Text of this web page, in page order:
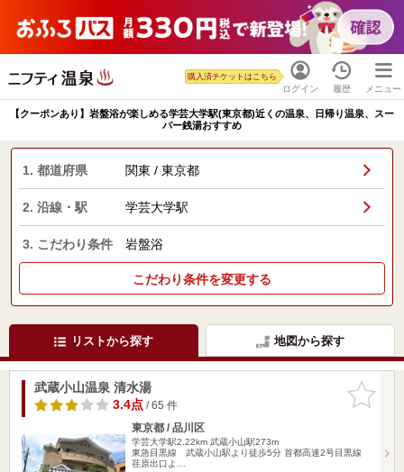
ログイン
購入済チケットはこちら
履歴 メニュー
【クーポンあり】岩盤浴が楽しめる学芸大学駅(東京都)近くの温泉、日帰り温泉、スー
パー銭湯おすすめ
1. 都道府県 関東 / 東京都
2. 沿線・駅 学芸大学駅
3. こだわり条件 岩盤浴
こだわり条件を変更する
リストから探す 地図から探す
お気に入
りに追加
武蔵小山温泉 清水湯
3.4点/ 65 件
東京都 / 品川区
学芸大学駅2.22km 武蔵小山駅273m
東急目黒線 武蔵小山駅より徒歩5分 首都高速2号目黒線
荏原出口よ…